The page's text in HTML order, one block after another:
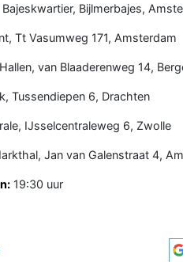
Bajeskwartier, Bijlmerbajes,
Tt Vasumweg 171, Amsterdam
van Blaaderenweg 14,
Tussendiepen 6, Drachten
IJsselcentraleweg 6, Zwolle
Jan van Galenstraat 4,
19:30 uur